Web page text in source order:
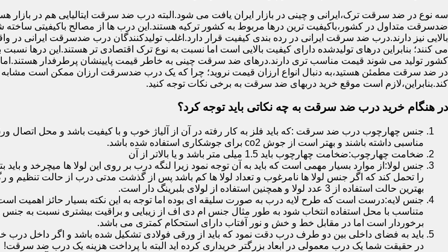
سه نوع در ضد سرقت ترک،ایرانی و چینی در بازار ایران یافت می شود.البته درب ضد سرقت ایتالیایی هم در بازار
ضدسرقت متداول در کشور،باکیفیت ترین درها مربوط به کشور ترکیه هستند.این درب ها از مصالح باکیفیتی ساخته
بالایی نیز دارند.درب ضد سرقت ایرانی در رده بندی کیفیت قرار دارد.اغلب تولیدکنندگان درب ضدسرقت ایرانی در
می کنند؛ بنابراین درهای تولیدشده دارای کیفیت بالایی است اما نسبت به نوع ترک اقتصادی تر هستند.این درها
کشور تولید می شوند قیمت مناسب تری دارند.درهای ضد سرقت چینی به خاطر قیمت پایینشان پرطرفدار هستند.اما
در ضد سرقت مطمئن هستید،به دنبال انواع ارزان قیمت نروید؛ چرا که یک درب ضدسرقت ارزان ممکن است
کند.بنابراین،لازم است موقع خرید دربهای ضد سرقت به برخی نکات توجه کنید.
در هنگام خرید درب ضد سرقت به چه نکاتی باید توجه کرد؟
جنس چهارچوب درب ضد سرقت :که باید فلز به کار رفته در آن از آلیاژ خوب و با کیفیت باشد و محل اتصال
مناسبی داشته باشند و بهتر است از جوش co2 برای جوشکاری استفاده شده باشد.
ضخامت چهارچوب:ضخامت چهارچوب باید 1.5 میلی متر باشد و یا بالاتر از آن
جنس لولا:از موارد بسیار مهمی است که باید به آن توجه نمود زیرا لنگه درب بر روی این لولا ها میچرخد و باید
را تحمل کند که اگر جنس لولا ها نامرغوب و تعداد لولا ها کم باشد پس از گذشت مدتی درب از حالت تنظیم و
بهترین حالت استفاده از 3 عدد لولا و همچنین استفاده از لولای بلبرینگ دار است.
جنس لایه:درست است که طرح لایه درب به صورت سلیقه ای بوده اما توجه به این نکته بسیار حائز اهمیت
متناسب با محل استفاده انتخاب شود به طور مثال جنس ام دی اف از زیبایی و براقیت بیشتری نسبت به
برخوردار است اما در مقابل خط و خش و نور آفتاب دارای استحکام کمتری می باشد.
باید به فضای داخلی بین دو طرف درب دقت نمود که باید از ورقی فولادی تشکیل شده باشد و اگر داخل درب
در حقیقت شما یک درب معمولی در ابعاد بزرگتر خریداری کرده اید البته با پرداخت هزینه یک درب ضد سرقت!